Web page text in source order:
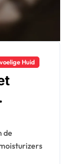
Huid